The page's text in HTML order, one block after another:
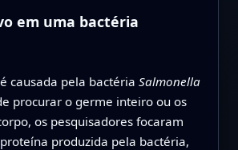
em uma bactéria
causada pela bactéria Salmonella
procurar o germe inteiro ou os
os pesquisadores focaram
produzida pela bactéria,